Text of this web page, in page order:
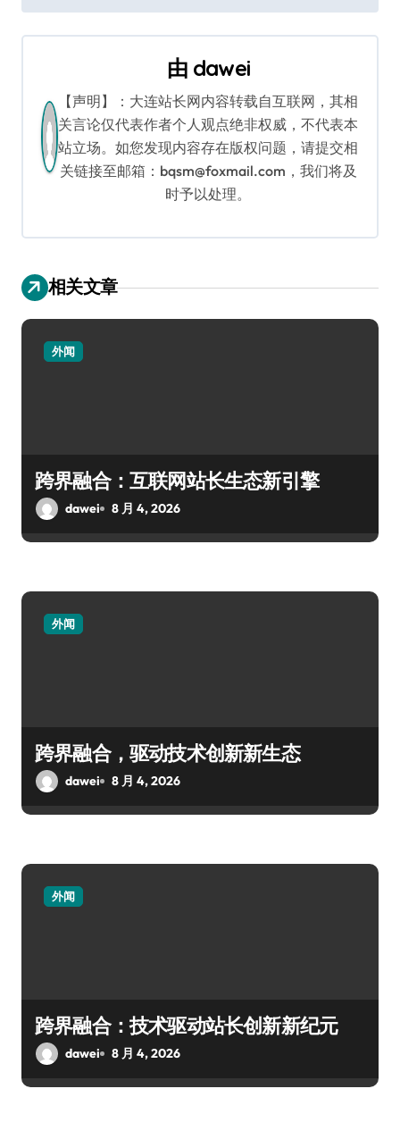
导
由 dawei
【声明】：大连站长网内容转载自互联网，其相
关言论仅代表作者个人观点绝非权威，不代表本
站立场。如您发现内容存在版权问题，请提交相
关链接至邮箱：bqsm@foxmail.com，我们将及
时予以处理。
相关文章
外闻
跨界融合：互联网站长生态新引擎
dawei 8 月 4, 2026
外闻
跨界融合，驱动技术创新新生态
dawei 8 月 4, 2026
外闻
跨界融合：技术驱动站长创新新纪元
dawei 8 月 4, 2026